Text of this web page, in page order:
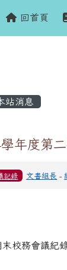
回首頁
站消息
年度第
記錄 文書組長 -
末校務會議紀